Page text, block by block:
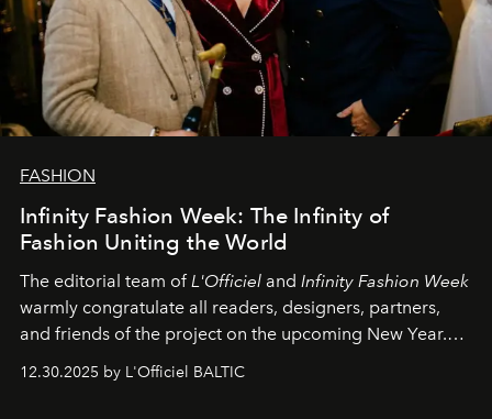
FASHION
Infinity Fashion Week: The Infinity of
Fashion Uniting the World
The editorial team ofL'Officiel and Infinity Fashion Week
warmly congratulate all readers, designers, partners,
and friends of the project on the upcoming New Year.
May 2026 bring growth, inspiration, bold ideas, and new
achievements.
12.30.2025 by L'Officiel BALTIC